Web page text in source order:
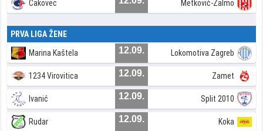
Čakovec Metković-Zalmo
PRVA LIGA ŽENE
Marina Kaštela 12.09. Lokomotiva Zagreb
1234 Virovitica 12.09. Zamet
Ivanić 12.09. Split 2010
Rudar 12.09. Koka